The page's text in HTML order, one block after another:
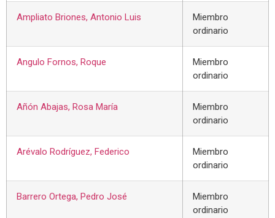
Ampliato Briones, Antonio Luis
Miembro
ordinario
Angulo Fornos, Roque
Miembro
ordinario
Añón Abajas, Rosa María
Miembro
ordinario
Arévalo Rodríguez, Federico
Miembro
ordinario
Barrero Ortega, Pedro José
Miembro
ordinario